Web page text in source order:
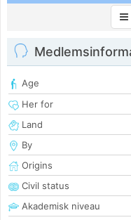
Age
Her for
Land
By
Origins
Civil status
Akademisk niveau